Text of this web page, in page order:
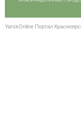
YarskOnline Портал